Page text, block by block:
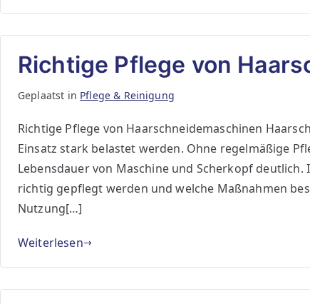
Richtige Pflege von
Geplaatst in Pflege & Reinigung
Richtige Pflege von Haarschneidemaschinen
Einsatz stark belastet werden. Ohne regelmäßige
Lebensdauer von Maschine und Scherkopf
richtig gepflegt werden und welche Maßnahmen
Nutzung[…]
Weiterlesen